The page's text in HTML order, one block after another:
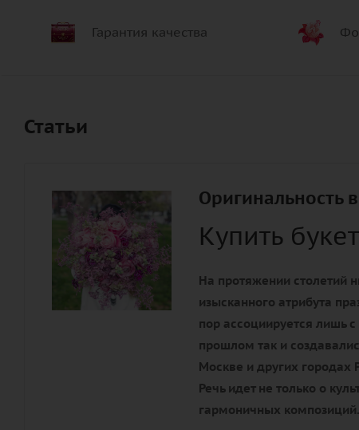
Гарантия качества
Статьи
Оригинальность
Купить
На протяжении столетий
изысканного атрибута
пор ассоциируется лишь
прошлом так и
Москве и других городах
Речь идет не только о
гармоничных композиций.